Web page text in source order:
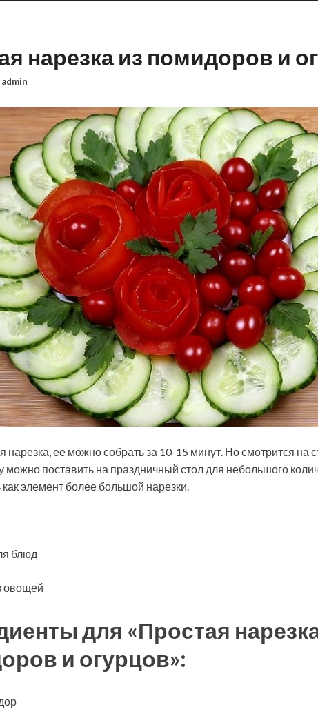
нарезка из помидоров и
admin
нарезка, ее можно собрать за 10-15 минут. Но смотрится на
можно поставить на праздничный стол для небольшого
как элемент более большой нарезки.
блюд
овощей
для «Простая
и огурцов»: